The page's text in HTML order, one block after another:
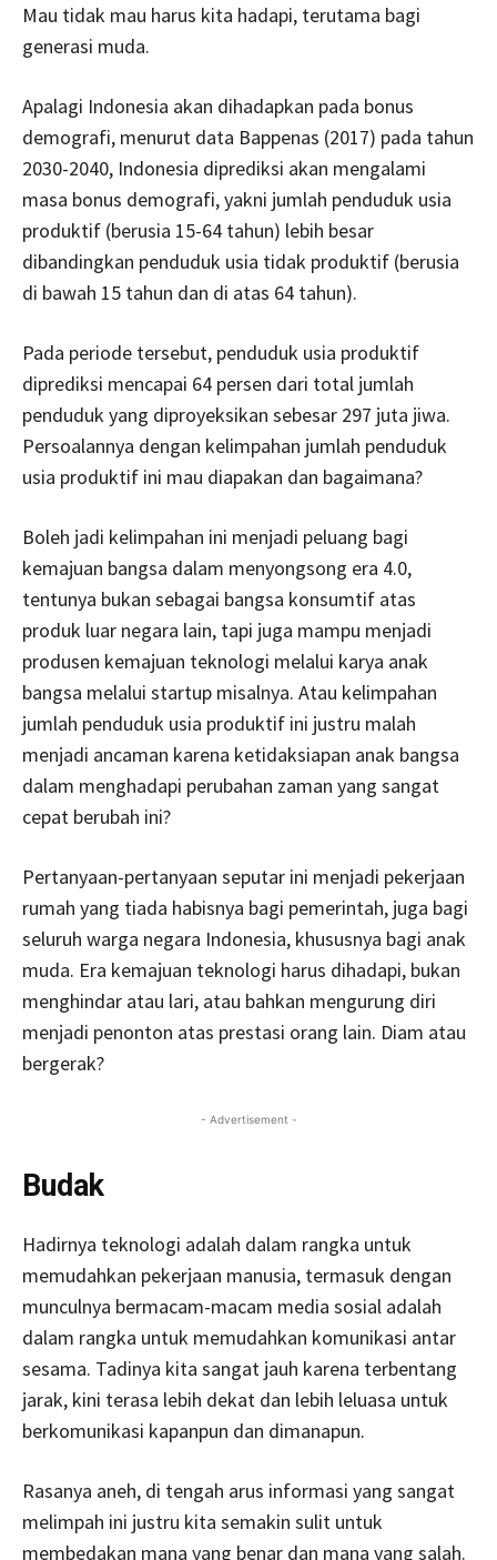
Mau tidak mau harus kita hadapi, terutama bagi
generasi muda.
Apalagi Indonesia akan dihadapkan pada bonus
demografi, menurut data Bappenas (2017) pada tahun
2030-2040, Indonesia diprediksi akan mengalami
masa bonus demografi, yakni jumlah penduduk usia
produktif (berusia 15-64 tahun) lebih besar
dibandingkan penduduk usia tidak produktif (berusia
di bawah 15 tahun dan di atas 64 tahun).
Pada periode tersebut, penduduk usia produktif
diprediksi mencapai 64 persen dari total jumlah
penduduk yang diproyeksikan sebesar 297 juta jiwa.
Persoalannya dengan kelimpahan jumlah penduduk
usia produktif ini mau diapakan dan bagaimana?
Boleh jadi kelimpahan ini menjadi peluang bagi
kemajuan bangsa dalam menyongsong era 4.0,
tentunya bukan sebagai bangsa konsumtif atas
produk luar negara lain, tapi juga mampu menjadi
produsen kemajuan teknologi melalui karya anak
bangsa melalui startup misalnya. Atau kelimpahan
jumlah penduduk usia produktif ini justru malah
menjadi ancaman karena ketidaksiapan anak bangsa
dalam menghadapi perubahan zaman yang sangat
cepat berubah ini?
Pertanyaan-pertanyaan seputar ini menjadi pekerjaan
rumah yang tiada habisnya bagi pemerintah, juga bagi
seluruh warga negara Indonesia, khususnya bagi anak
muda. Era kemajuan teknologi harus dihadapi, bukan
menghindar atau lari, atau bahkan mengurung diri
menjadi penonton atas prestasi orang lain. Diam atau
bergerak?
- Advertisement -
Budak
Hadirnya teknologi adalah dalam rangka untuk
memudahkan pekerjaan manusia, termasuk dengan
munculnya bermacam-macam media sosial adalah
dalam rangka untuk memudahkan komunikasi antar
sesama. Tadinya kita sangat jauh karena terbentang
jarak, kini terasa lebih dekat dan lebih leluasa untuk
berkomunikasi kapanpun dan dimanapun.
Rasanya aneh, di tengah arus informasi yang sangat
melimpah ini justru kita semakin sulit untuk
membedakan mana yang benar dan mana yang salah.